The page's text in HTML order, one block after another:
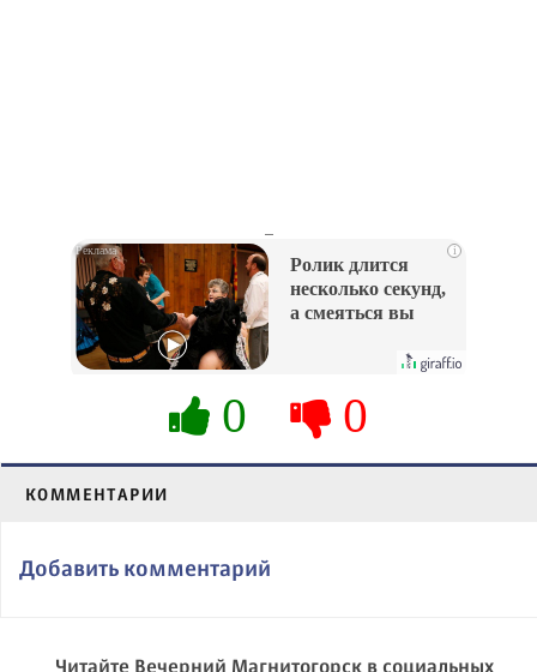
i
Ролик длится
несколько секунд,
а смеяться вы
0 0
КОММЕНТАРИИ
Добавить комментарий
Читайте Вечерний Магнитогорск в социальных